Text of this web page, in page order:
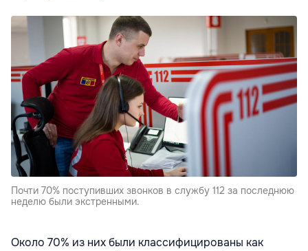
Почти 70% поступивших звонков в службу 112 за последнюю
неделю были экстренными.
Около 70% из них были классифицированы как